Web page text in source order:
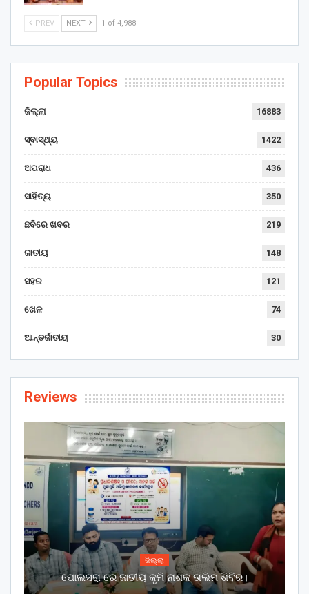
PREV NEXT 1 of 4,988
Popular Topics
ଜିଲ୍ଲା 16883
ସ୍ବାସ୍ଥ୍ୟ 1422
ଅପରାଧ 436
ସାହିତ୍ୟ 350
ଛବିରେ ଖବର 219
ଜାତୀୟ 148
ସହର 121
ଖେଳ 74
ଆନ୍ତର୍ଜାତୀୟ 30
Reviews
ଜିଲ୍ଲା
ପୋଲସରା ରେ ଜାତୀୟ କୃମି ନାଶକ ତାଲିମ ଶିବିର।